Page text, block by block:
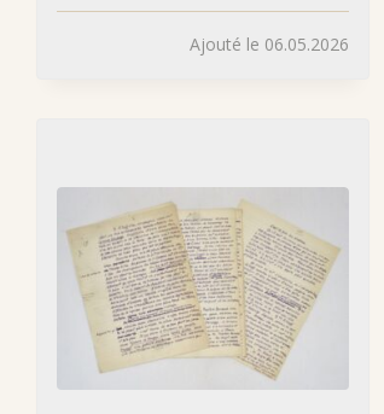
Ajouté le 06.05.2026